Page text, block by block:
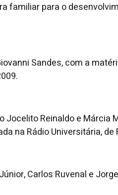
familiar para o
Sandes, com a
Jocelito Reinaldo e Márcia
na Rádio Universitária,
Carlos Ruvenal e